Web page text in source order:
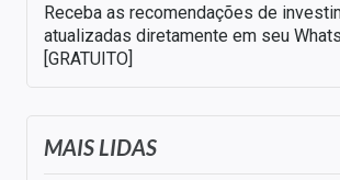
Receba as recomendações de
atualizadas diretamente em seu
[GRATUITO]
MAIS LIDAS